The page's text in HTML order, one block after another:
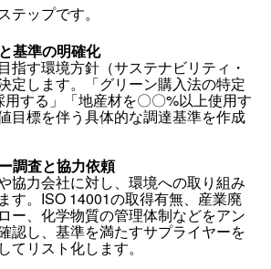
テップです。
基準の明確化
指す環境方針（サステナビリティ・
定します。「グリーン購入法の特定
する」「地産材を〇〇%以上使用す
目標を伴う具体的な調達基準を作成
調査と協力依頼
協力会社に対し、環境への取り組み
す。ISO 14001の取得有無、産業廃
ー、化学物質の管理体制などをアン
認し、基準を満たすサプライヤーを
てリスト化します。